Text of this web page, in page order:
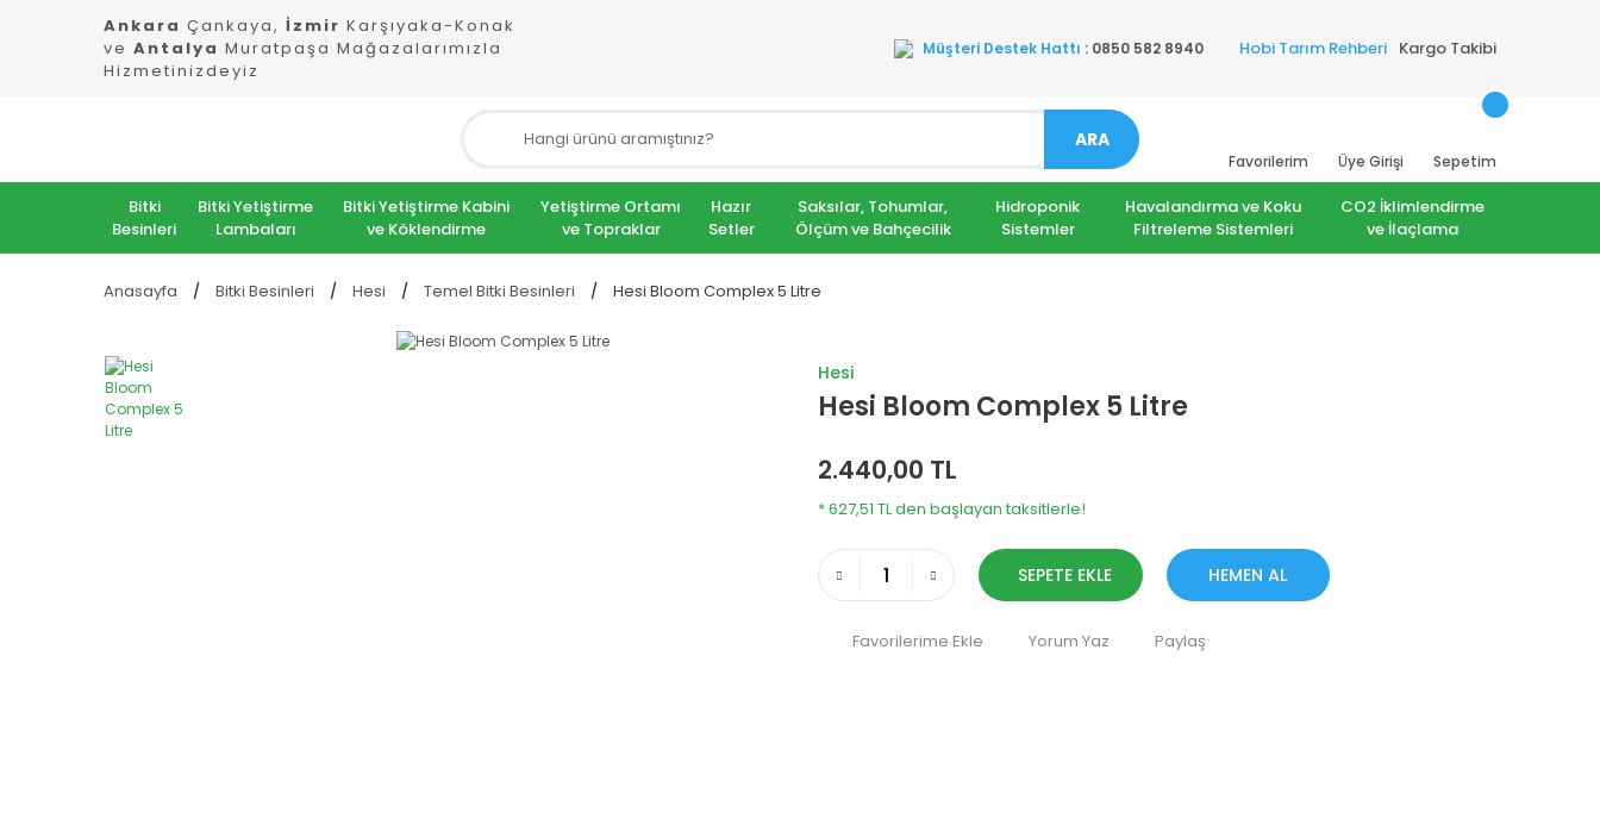
Ankara Çankaya, İzmir Karşıyaka-Konak
ve Antalya Muratpaşa Mağazalarımızla
Hizmetinizdeyiz
Müşteri Destek Hattı : 0850 582 8940 Hobi Tarım Rehberi Kargo Takibi
ARA
Favorilerim Üye Girişi Sepetim
Bitki
Besinleri
Bitki Yetiştirme
Lambaları
Bitki Yetiştirme Kabini
ve Köklendirme
Yetiştirme Ortamı
ve Topraklar
Hazır
Setler
Saksılar, Tohumlar,
Ölçüm ve Bahçecilik
Hidroponik
Sistemler
Havalandırma ve Koku
Filtreleme Sistemleri
CO2 İklimlendirme
ve İlaçlama
Anasayfa Bitki Besinleri Hesi Temel Bitki Besinleri Hesi Bloom Complex 5 Litre
Hesi
Hesi Bloom Complex 5 Litre
2.440,00 TL
* 627,51 TL den başlayan taksitlerle!
SEPETE EKLE HEMEN AL
Yorum Yaz Paylaş